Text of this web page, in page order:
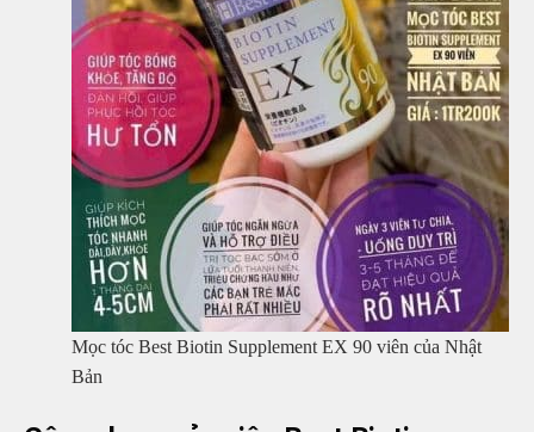
Mọc tóc Best Biotin Supplement EX 90 viên của Nhật
Bản